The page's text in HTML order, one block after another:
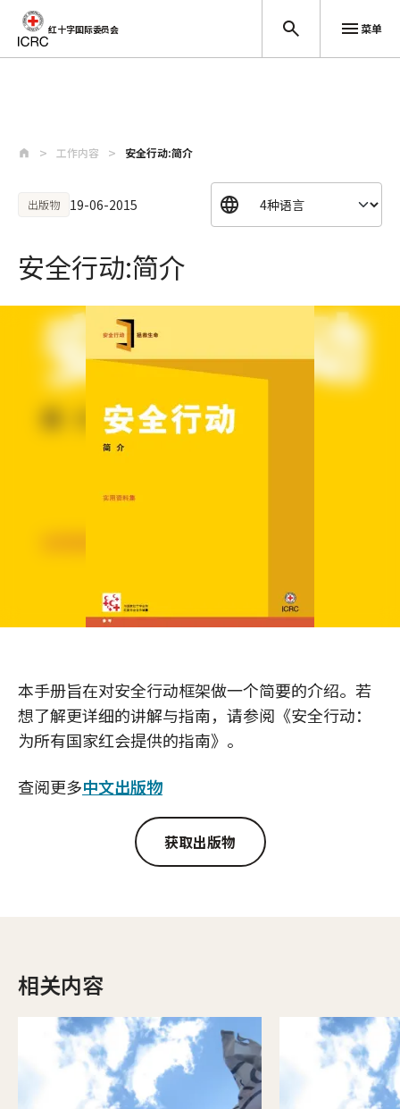
红十字国际委员会 菜单
工作内容 安全行动:简介
出版物 19-06-2015
安全行动:简介
本手册旨在对安全行动框架做一个简要的介绍。若
想了解更详细的讲解与指南，请参阅《安全行动：
为所有国家红会提供的指南》。
查阅更多中文出版物
获取出版物
相关内容